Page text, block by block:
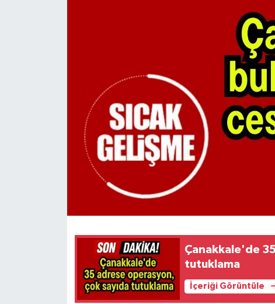
Çanakkale'de
tutuklama
İçeriği Görüntüle